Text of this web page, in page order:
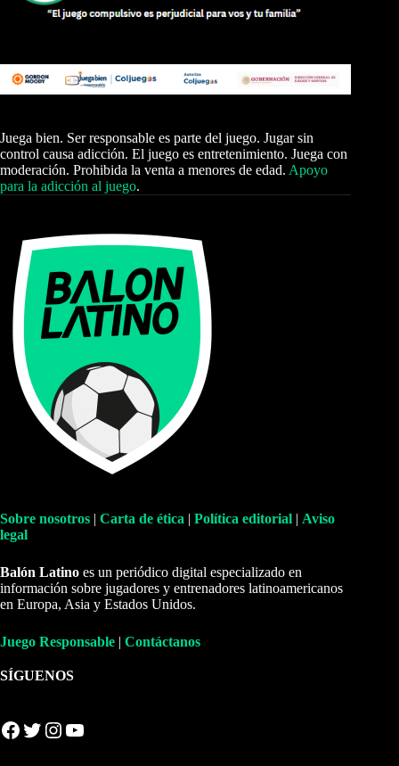
Juega bien. Ser responsable es parte del juego. Jugar sin
control causa adicción. El juego es entretenimiento. Juega con
moderación. Prohibida la venta a menores de edad. Apoyo
para la adicción al juego.
Sobre nosotros | Carta de ética | Política editorial | Aviso
legal
Balón Latino es un periódico digital especializado en
información sobre jugadores y entrenadores latinoamericanos
en Europa, Asia y Estados Unidos.
Juego Responsable | Contáctanos
SÍGUENOS
Facebook Twitter Instagram YouTube